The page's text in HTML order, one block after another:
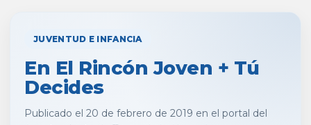
JUVENTUD E INFANCIA
En El Rincón Joven + Tú
Decides
Publicado el 20 de febrero de 2019 en el portal del